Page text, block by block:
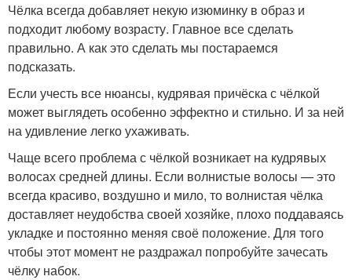
Чёлка всегда добавляет некую изюминку в образ и
подходит любому возрасту. Главное все сделать
правильно. А как это сделать мы постараемся
подсказать.
Если учесть все нюансы, кудрявая причёска с чёлкой
может выглядеть особенно эффектно и стильно. И за ней
на удивление легко ухаживать.
Чаще всего проблема с чёлкой возникает на кудрявых
волосах средней длины. Если волнистые волосы — это
всегда красиво, воздушно и мило, то волнистая чёлка
доставляет неудобства своей хозяйке, плохо поддаваясь
укладке и постоянно меняя своё положение. Для того
чтобы этот момент не раздражал попробуйте зачесать
чёлку набок.